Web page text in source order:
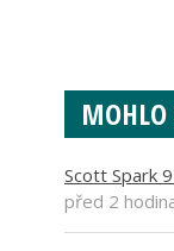
Scott Spark
před 2